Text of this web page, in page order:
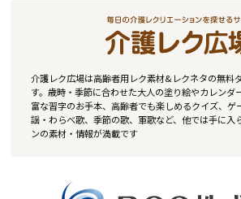
介護レク広場は高齢者用レク素材&レクネタの無料
す。歳時・季節に合わせた大人の塗り絵やカレンダ
富な習字のお手本、高齢者でも楽しめるクイズ、ゲ
謡・わらべ歌、季節の歌、軍歌など、他では手に入
ンの素材・情報が満載です